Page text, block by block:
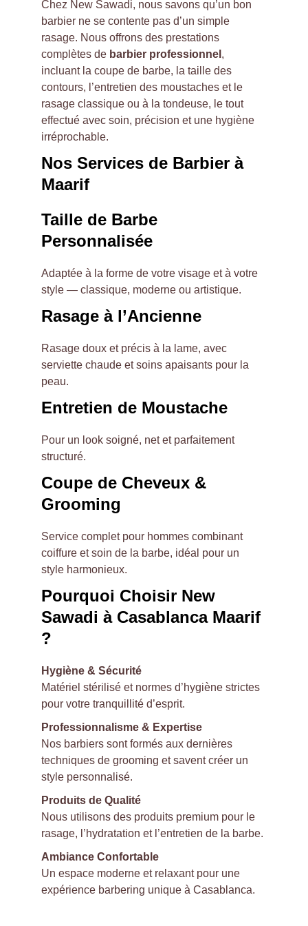
Chez New Sawadi, nous savons qu’un bon
barbier ne se contente pas d’un simple
rasage. Nous offrons des prestations
complètes de barbier professionnel ,
incluant la coupe de barbe, la taille des
contours, l’entretien des moustaches et le
rasage classique ou à la tondeuse, le tout
effectué avec soin, précision et une hygiène
irréprochable.
Nos Services de Barbier à
Maarif
Taille de Barbe
Personnalisée
Adaptée à la forme de votre visage et à votre
style — classique, moderne ou artistique.
Rasage à l’Ancienne
Rasage doux et précis à la lame, avec
serviette chaude et soins apaisants pour la
peau.
Entretien de Moustache
Pour un look soigné, net et parfaitement
structuré.
Coupe de Cheveux &
Grooming
Service complet pour hommes combinant
coiffure et soin de la barbe, idéal pour un
style harmonieux.
Pourquoi Choisir New
Sawadi à Casablanca Maarif
?
Hygiène & Sécurité
Matériel stérilisé et normes d’hygiène strictes
pour votre tranquillité d’esprit.
Professionnalisme & Expertise
Nos barbiers sont formés aux dernières
techniques de grooming et savent créer un
style personnalisé.
Produits de Qualité
Nous utilisons des produits premium pour le
rasage, l’hydratation et l’entretien de la barbe.
Ambiance Confortable
Un espace moderne et relaxant pour une
expérience barbering unique à Casablanca.